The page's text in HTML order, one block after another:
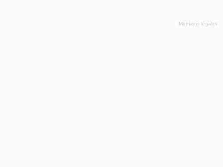
Mentions légales